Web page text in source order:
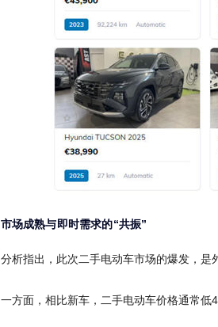
市场成熟与即时需求的“共振”
分析指出，此次二手电动车市场的爆发，是
一方面，相比新车，二手电动车价格通常低